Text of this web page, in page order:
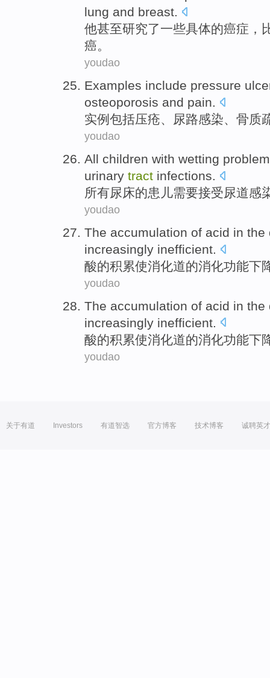
lung and breast.
他甚至研究了一些具体的癌症 ，
癌。
youdao
Examples include pressure
osteoporosis and pain.
实例 包括压疮、 尿路感染、 骨质
youdao
All children with wetting
urinary tract infections.
所有尿床的患儿需要接受尿道感
youdao
The accumulation of acid in the
increasingly inefficient.
酸的积累使消化道的消化功能下
youdao
The accumulation of acid in the
increasingly inefficient.
酸的积累使消化道的消化功能下
youdao
关于有道 Investors 有道智选 官方博客 技术博客 诚聘英才